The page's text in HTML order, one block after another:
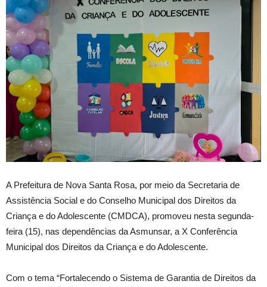
A Prefeitura de Nova Santa Rosa, por meio da Secretaria de
Assistência Social e do Conselho Municipal dos Direitos da
Criança e do Adolescente (CMDCA), promoveu nesta segunda-
feira (15), nas dependências da Asmunsar, a X Conferência
Municipal dos Direitos da Criança e do Adolescente.
Com o tema “Fortalecendo o Sistema de Garantia de Direitos da